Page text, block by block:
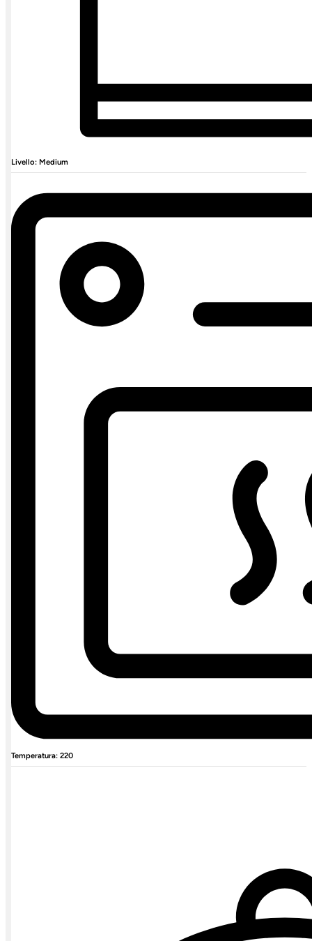
Livello: Medium
Temperatura: 220